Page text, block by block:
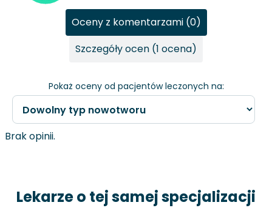
Pokaż oceny od pacjentów leczonych na:
Oceny z komentarzami (0)
Szczegóły ocen (1 ocena)
Brak opinii.
Lekarze o tej samej specjalizacji